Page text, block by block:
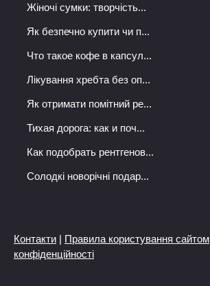
Жіночі сумки: творчість...
Як безпечно купити чи п...
Что такое кофе в капсул...
Лікування хребта без оп...
Як отримати помітний ре...
Тихая дорога: как и поч...
Как подобрать рентгенов...
Солодкі новорічні подар...
Контакти | Правила користування сайтом
конфіденційності